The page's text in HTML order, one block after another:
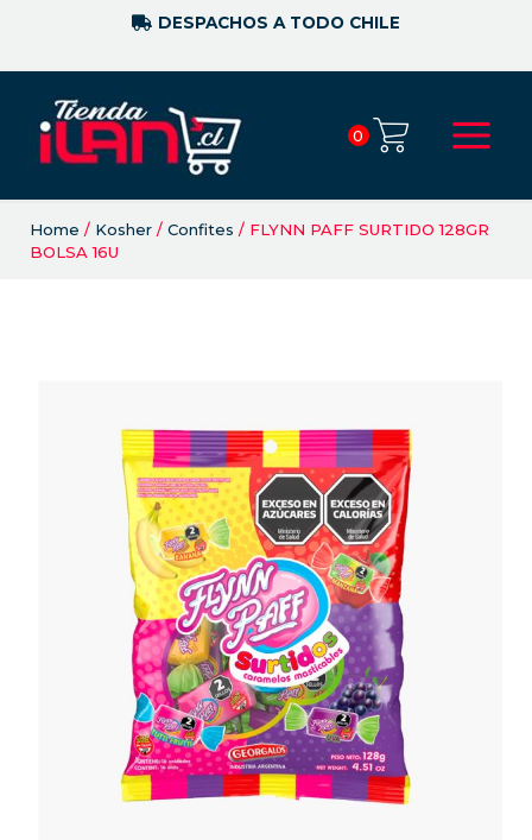
DESPACHOS A TODO CHILE
0
Home / Kosher / Confites / FLYNN PAFF SURTIDO 128GR
BOLSA 16U